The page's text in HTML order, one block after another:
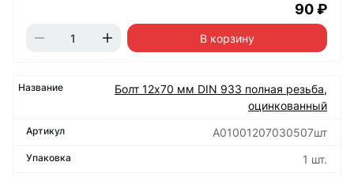
90 ₽
В корзину
Болт 12х70 мм DIN 933 полная резьба,
оцинкованный
А01001207030507шт
1 шт.